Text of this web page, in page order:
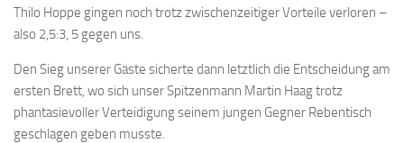
Ausschreibungen
Thilo Hoppe gingen noch trotz zwischenzeitiger Vorteile verloren –
also 2,5:3, 5 gegen uns.
Den Sieg unserer Gäste sicherte dann letztlich die Entscheidung am
ersten Brett, wo sich unser Spitzenmann Martin Haag trotz
phantasievoller Verteidigung seinem jungen Gegner Rebentisch
geschlagen geben musste.